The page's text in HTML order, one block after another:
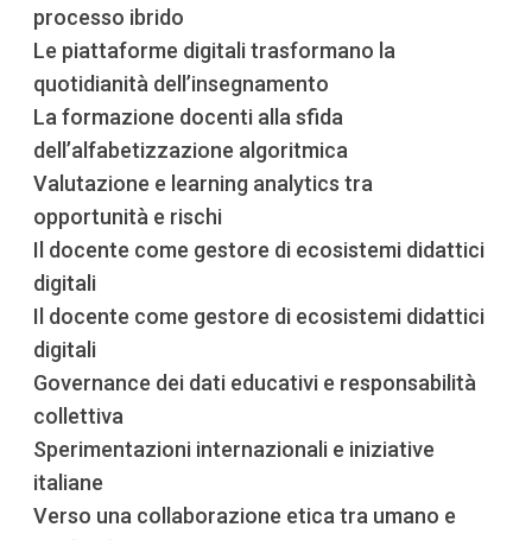
processo ibrido
Le piattaforme digitali trasformano la
quotidianità dell’insegnamento
La formazione docenti alla sfida
dell’alfabetizzazione algoritmica
Valutazione e learning analytics tra
opportunità e rischi
Il docente come gestore di ecosistemi didattici
digitali
Il docente come gestore di ecosistemi didattici
digitali
Governance dei dati educativi e responsabilità
collettiva
Sperimentazioni internazionali e iniziative
italiane
Verso una collaborazione etica tra umano e